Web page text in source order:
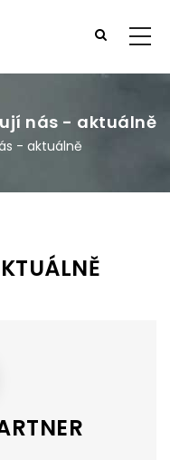
nás - aktuálně
- aktuálně